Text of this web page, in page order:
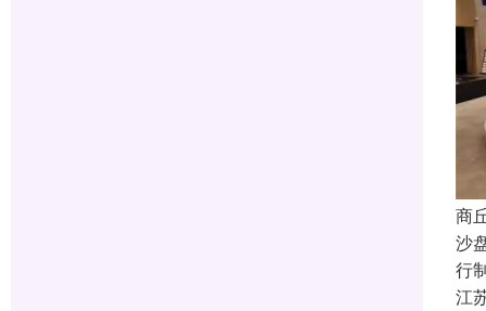
商
沙
行
江